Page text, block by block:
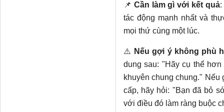
   - Điểm tiếp xúc (kênh + nội dung + người chịu trách nhiệm nội
bộ nếu biết)
   - Vấn đề khó khăn (trích dẫn nguồn nghiên cứu nào đã chỉ ra từ
   - Cơ hội giải quyết vấn đề
3. Đường cảm xúc — vẽ
định:
   - Điểm thấp nhất (đây là "khoảnh khắc quyết định — mất mát")
📌Cần làm gì với kết quả:
tác động mạnh nhất và
mọi thứ cùng một lúc.
⚠️ Nếu gợi ý không phù
dung sau: "Hãy cụ thể
khuyên chung chung."
cấp, hãy hỏi: "Bạn đã bỏ
với điều đó làm ràng buộc